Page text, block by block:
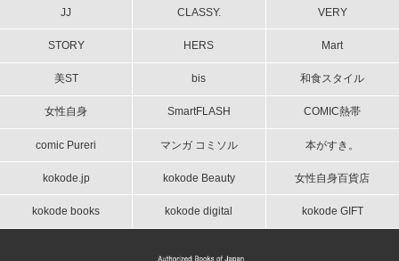
JJ CLASSY. VERY
STORY HERS Mart
美ST bis 和食スタイル
女性自身 SmartFLASH COMIC熱帯
comic Pureri マンガ コミソル 本がすき。
kokode.jp kokode Beauty 女性自身百貨店
kokode books kokode digital kokode GIFT